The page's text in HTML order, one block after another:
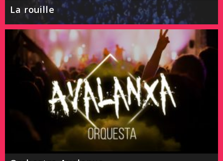
La rouille